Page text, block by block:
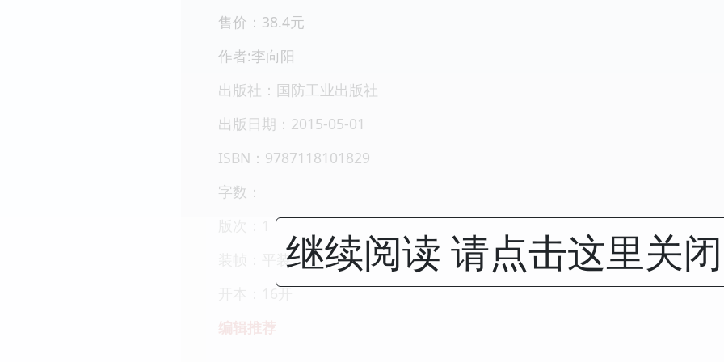
售价：38.4元
作者:李向阳
出版社：国防工业出版社
出版日期：2015-05-01
ISBN：9787118101829
字数：
装帧：平装
开本：16开
编辑推荐
继续阅读 请点击这里关